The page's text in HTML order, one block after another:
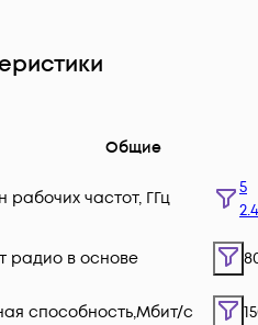
Общие
рабочих частот, ГГц
5
2.4
радио в основе
способность,Мбит/с